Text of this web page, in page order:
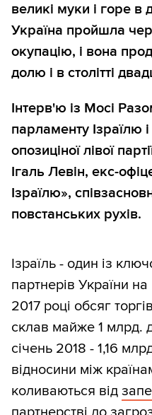
великі муки і горе в
Україна пройшла
окупацію, і вона
долю і в столітті
Інтерв'ю із Мосі
парламенту Ізраїлю
опозиціної лівої
Ігаль Левін, екс-
Ізраїлю»,
повстанських рухів.
Ізраїль - один із
партнерів України
2017 році обсяг
склав майже 1 млрд.
січень 2018 - 1,16
відносини між
коливаються від